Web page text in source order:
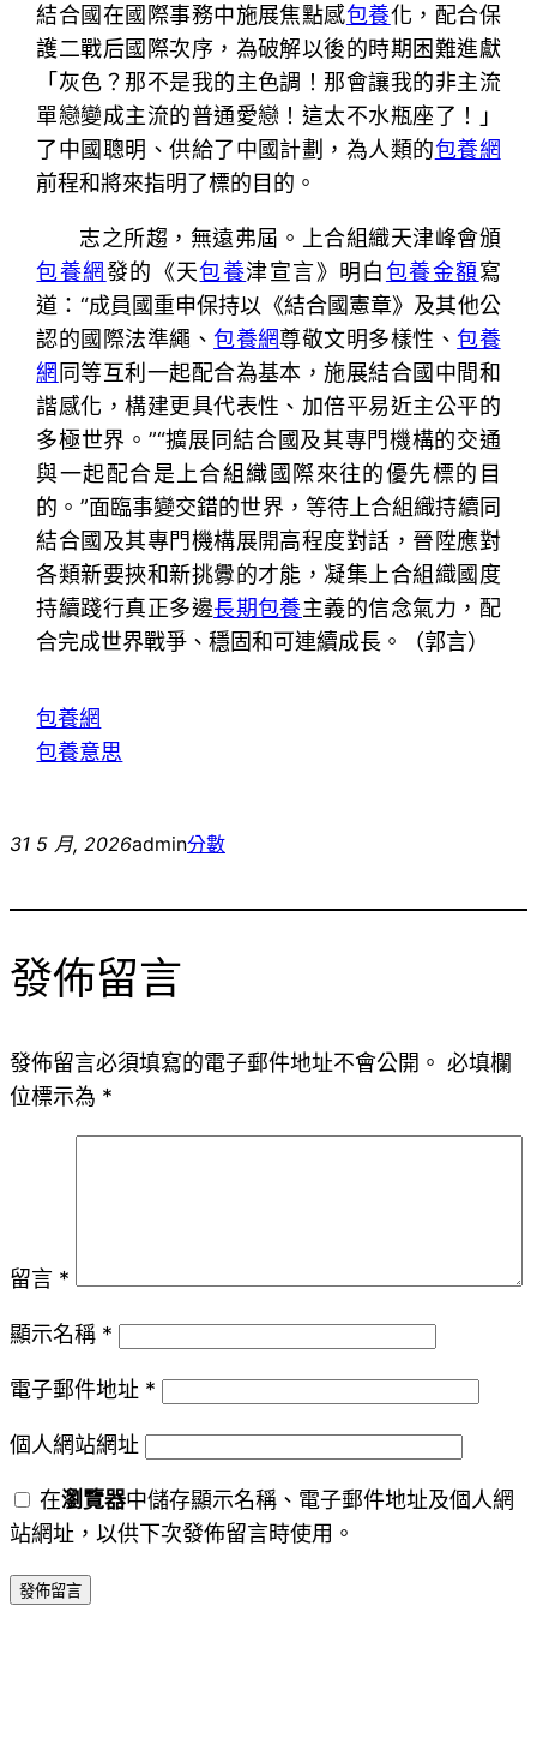
結合國在國際事務中施展焦點感包養化，配合保
護二戰后國際次序，為破解以後的時期困難進獻
「灰色？那不是我的主色調！那會讓我的非主流
單戀變成主流的普通愛戀！這太不水瓶座了！」
了中國聰明、供給了中國計劃，為人類的包養網
前程和將來指明了標的目的。
志之所趨，無遠弗屆。上合組織天津峰會頒
包養網發的《天包養津宣言》明白包養金額寫
道：“成員國重申保持以《結合國憲章》及其他公
認的國際法準繩、包養網尊敬文明多樣性、包養
網 同等互利一起配合為基本，施展結合國中間和
諧感化，構建更具代表性、加倍平易近主公平的
多極世界。”“擴展同結合國及其專門機構的交通
與一起配合是上合組織國際來往的優先標的目
的。”面臨事變交錯的世界，等待上合組織持續同
結合國及其專門機構展開高程度對話，晉陞應對
各類新要挾和新挑釁的才能，凝集上合組織國度
持續踐行真正多邊長期包養主義的信念氣力，配
合完成世界戰爭、穩固和可連續成長。（郭言）
包養網
包養意思
31 5 月, 2026admin分數
發佈留言
發佈留言必須填寫的電子郵件地址不會公開。 必填欄
位標示為 *
留言 *
顯示名稱 *
電子郵件地址 *
個人網站網址
在瀏覽器中儲存顯示名稱、電子郵件地址及個人網
站網址，以供下次發佈留言時使用。